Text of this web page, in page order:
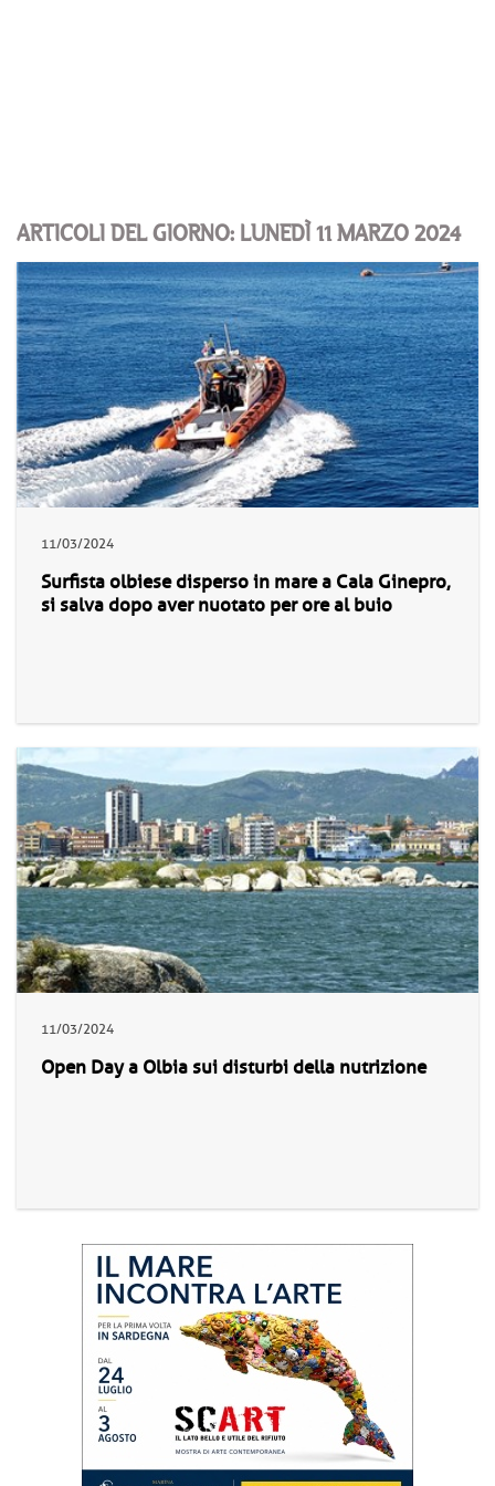
ARTICOLI DEL GIORNO: LUNEDÌ 11 MARZO 2024
11/03/2024
Surfista olbiese disperso in mare a Cala Ginepro,
si salva dopo aver nuotato per ore al buio
11/03/2024
Open Day a Olbia sui disturbi della nutrizione